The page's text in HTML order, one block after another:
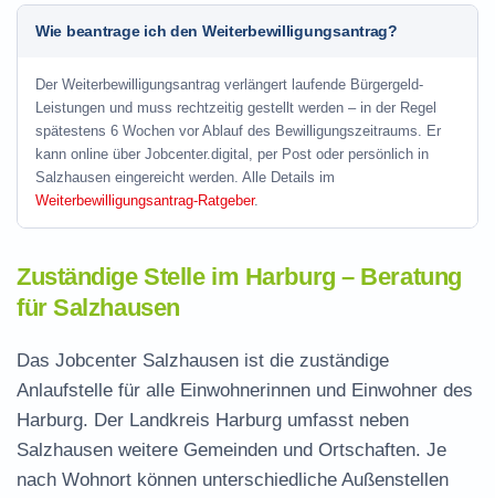
Wie beantrage ich den Weiterbewilligungsantrag?
Der Weiterbewilligungsantrag verlängert laufende Bürgergeld-
Leistungen und muss rechtzeitig gestellt werden – in der Regel
spätestens 6 Wochen vor Ablauf des Bewilligungszeitraums. Er
kann online über Jobcenter.digital, per Post oder persönlich in
Salzhausen eingereicht werden. Alle Details im
Weiterbewilligungsantrag-Ratgeber.
Zuständige Stelle im Harburg – Beratung
für Salzhausen
Das Jobcenter Salzhausen ist die zuständige
Anlaufstelle für alle Einwohnerinnen und Einwohner des
Harburg. Der Landkreis Harburg umfasst neben
Salzhausen weitere Gemeinden und Ortschaften. Je
nach Wohnort können unterschiedliche Außenstellen